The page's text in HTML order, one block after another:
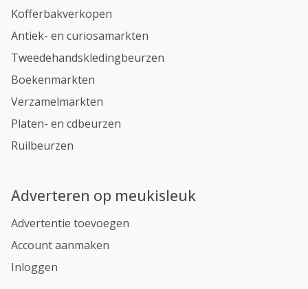
Kofferbakverkopen
Antiek- en curiosamarkten
Tweedehandskledingbeurzen
Boekenmarkten
Verzamelmarkten
Platen- en cdbeurzen
Ruilbeurzen
Adverteren op meukisleuk
Advertentie toevoegen
Account aanmaken
Inloggen